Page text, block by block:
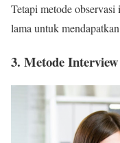
Tetapi metode
lama untuk
3. Metode